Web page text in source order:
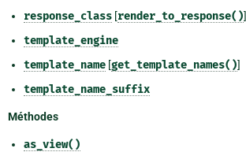
response_class [render_to_response()]
template_engine
template_name [get_template_names()]
template_name_suffix
Méthodes
as_view()